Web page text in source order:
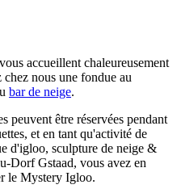
accueillent chaleureusement
nous une fondue au
bar de neige.
peuvent être réservées pendant
et en tant qu'activité de
d'igloo, sculpture de neige &
Dorf Gstaad, vous avez en
le Mystery Igloo.